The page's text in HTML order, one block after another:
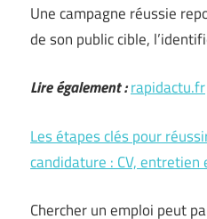
Une campagne réussie
de son public cible,
Lire également :rapidactu.fr
Les étapes clés pour
candidature : CV, entretien
Chercher un emploi peut